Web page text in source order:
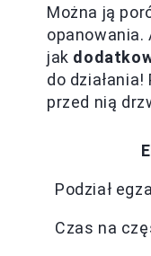
Można ją
opanowania.
jak
do
przed nią
Podział
Czas na